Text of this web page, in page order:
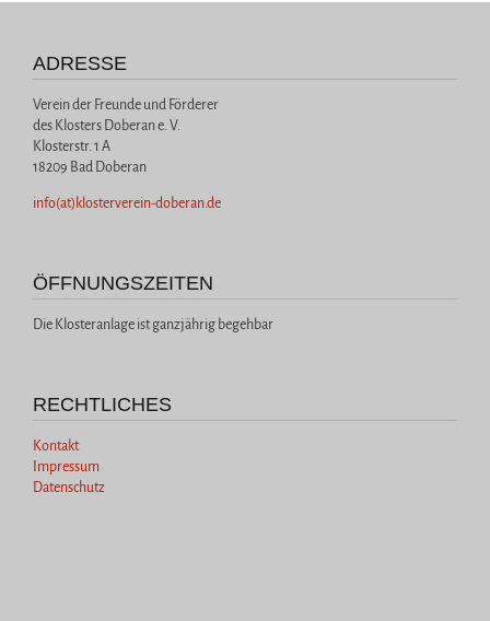
ADRESSE
Verein der Freunde und Förderer
des Klosters Doberan e. V.
Klosterstr. 1 A
18209 Bad Doberan
info(at)klosterverein-doberan.de
ÖFFNUNGSZEITEN
Die Klosteranlage ist ganzjährig begehbar
RECHTLICHES
Kontakt
Impressum
Datenschutz